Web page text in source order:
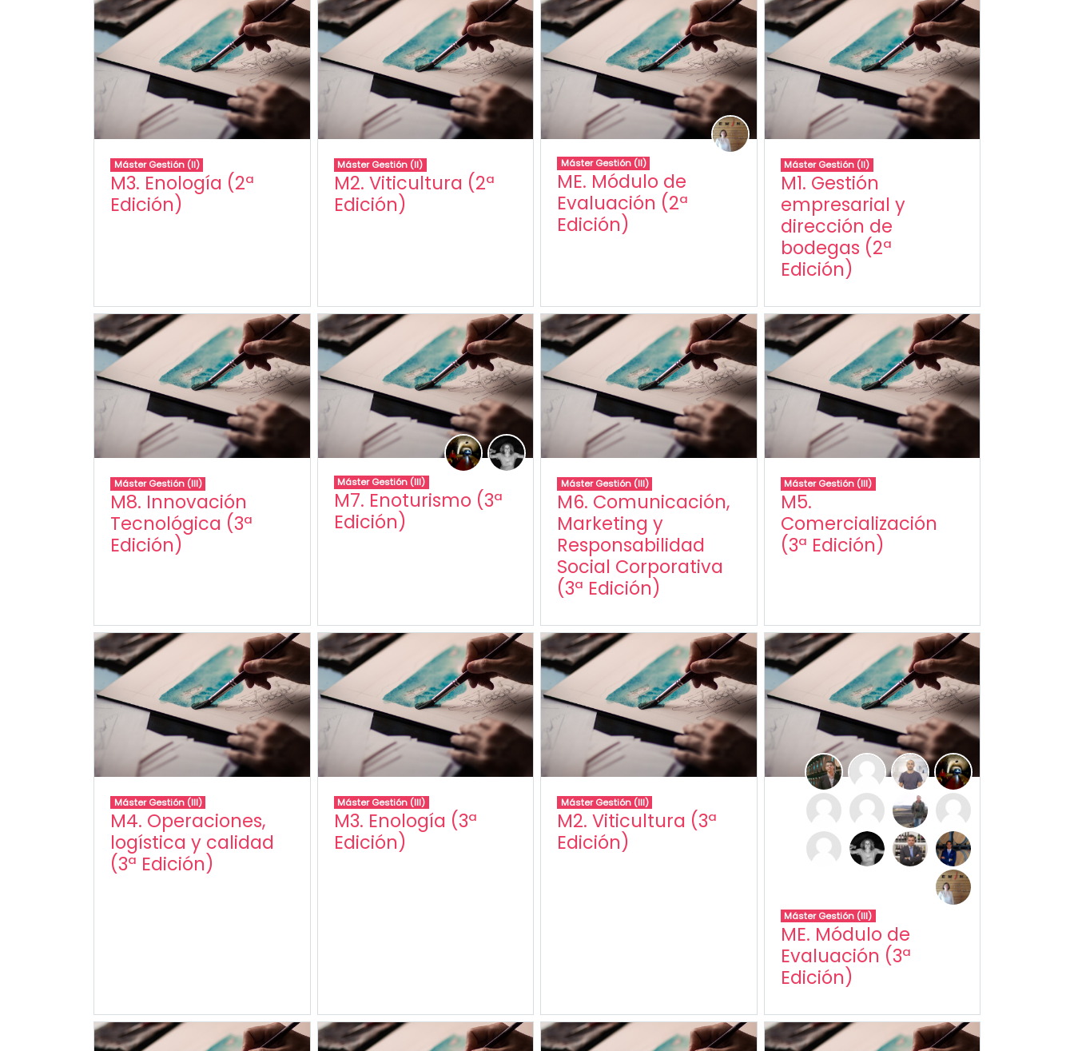
Máster Gestión (II)
M3. Enología (2ª
Edición)
Máster Gestión (II)
M2. Viticultura (2ª
Edición)
Máster Gestión (II)
ME. Módulo de
Evaluación (2ª
Edición)
Máster Gestión (II)
M1. Gestión
empresarial y
dirección de
bodegas (2ª
Edición)
Máster Gestión (III)
M8. Innovación
Tecnológica (3ª
Edición)
Máster Gestión (III)
M7. Enoturismo (3ª
Edición)
Máster Gestión (III)
M6. Comunicación,
Marketing y
Responsabilidad
Social Corporativa
(3ª Edición)
Máster Gestión (III)
M5.
Comercialización
(3ª Edición)
Máster Gestión (III)
M4. Operaciones,
logística y calidad
(3ª Edición)
Máster Gestión (III)
M3. Enología (3ª
Edición)
Máster Gestión (III)
M2. Viticultura (3ª
Edición)
Máster Gestión (III)
ME. Módulo de
Evaluación (3ª
Edición)